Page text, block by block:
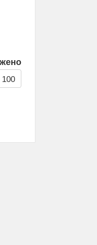
100